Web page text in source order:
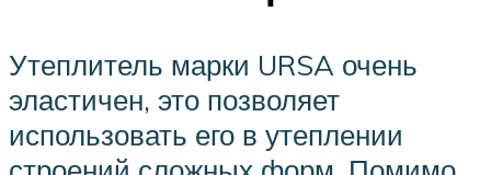
Утеплитель марки URSA очень
эластичен, это позволяет
использовать его в утеплении